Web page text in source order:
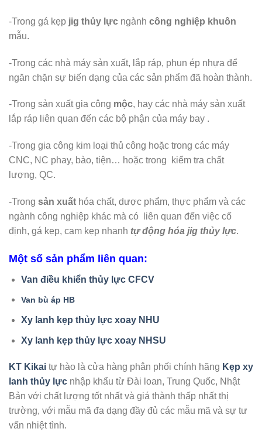
-Trong gá kẹp jig thủy lực ngành công nghiệp khuôn
mẫu.
-Trong các nhà máy sản xuất, lắp ráp, phun ép nhựa để
ngăn chặn sự biến dạng của các sản phẩm đã hoàn thành.
-Trong sản xuất gia công mộc, hay các nhà máy sản xuất
lắp ráp liên quan đến các bộ phận của máy bay .
-Trong gia công kim loại thủ công hoặc trong các máy
CNC, NC phay, bào, tiện… hoặc trong kiểm tra chất
lượng, QC.
-Trong sản xuất hóa chất, dược phẩm, thực phẩm và các
ngành công nghiệp khác mà có liên quan đến việc cố
định, gá kẹp, cam kẹp nhanh tự động hóa jig thủy lực.
Một số sản phẩm liên quan:
Van điều khiển thủy lực CFCV
Van bù áp HB
Xy lanh kẹp thủy lực xoay NHU
Xy lanh kẹp thủy lực xoay NHSU
KT Kikai tự hào là cửa hàng phân phối chính hãng Kẹp xy
lanh thủy lực nhập khẩu từ Đài loan, Trung Quốc, Nhật
Bản với chất lượng tốt nhất và giá thành thấp nhất thị
trường, với mẫu mã đa dạng đầy đủ các mẫu mã và sự tư
vấn nhiệt tình.